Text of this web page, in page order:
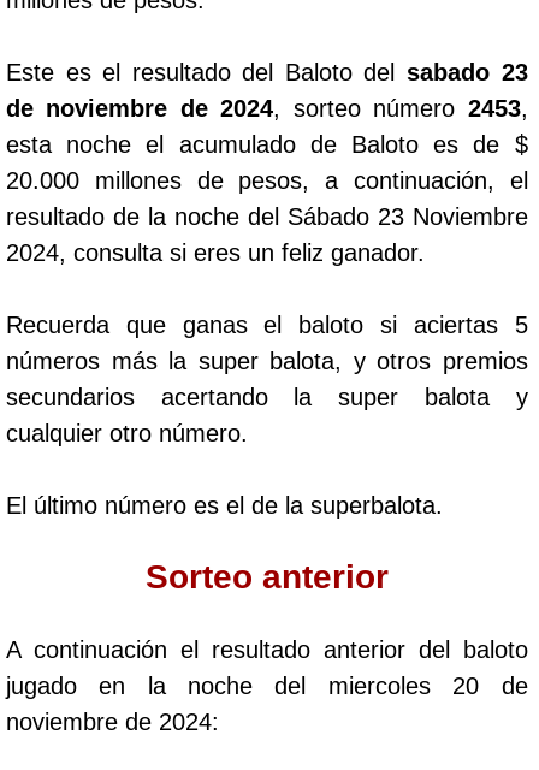
Dorado Mañana
Dorado Tarde
Dorado Noche
Fantástica Noche
Motilon Tarde
Motilon Noche
Paisita Día
Paisita Noche
Paisita 3
Este es el resultado del Baloto del sabado 23
de noviembre de 2024, sorteo número 2453,
esta noche el acumulado de Baloto es de $
20.000 millones de pesos, a continuación, el
resultado de la noche del Sábado 23 Noviembre
2024, consulta si eres un feliz ganador.
Recuerda que ganas el baloto si aciertas 5
números más la super balota, y otros premios
secundarios acertando la super balota y
cualquier otro número.
El último número es el de la superbalota.
Sorteo anterior
A continuación el resultado anterior del baloto
jugado en la noche del miercoles 20 de
noviembre de 2024: